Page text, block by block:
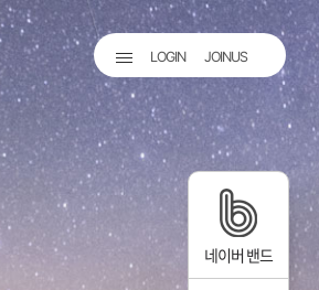
LOGIN JOINUS
네이버 밴드